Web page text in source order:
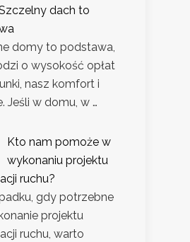
dach to
domy to podstawa,
o wysokość opłat
nasz komfort i
Jeśli w domu, w …
Kto nam pomoże w
wykonaniu projektu
ruchu?
gdy potrzebne
projektu
ruchu, warto